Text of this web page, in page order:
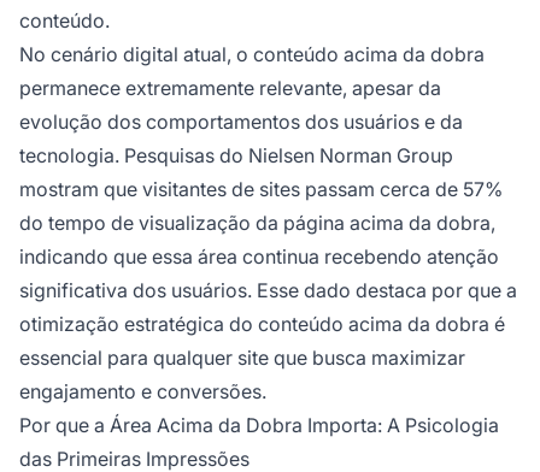
conteúdo.
No cenário digital atual, o conteúdo acima da dobra
permanece extremamente relevante, apesar da
evolução dos comportamentos dos usuários e da
tecnologia. Pesquisas do Nielsen Norman Group
mostram que visitantes de sites passam cerca de 57%
do tempo de visualização da página acima da dobra,
indicando que essa área continua recebendo atenção
significativa dos usuários. Esse dado destaca por que a
otimização estratégica do conteúdo acima da dobra é
essencial para qualquer site que busca maximizar
engajamento e conversões.
Por que a Área Acima da Dobra Importa: A Psicologia
das Primeiras Impressões